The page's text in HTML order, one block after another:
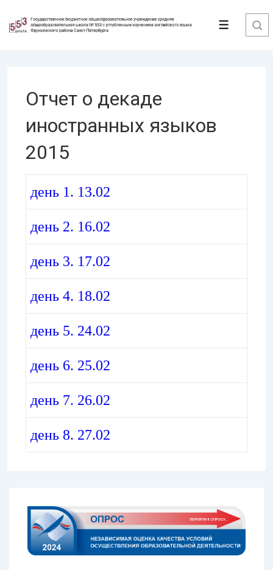
Перейти
Меню
Отчет о декаде
иностранных языков
2015
день 1. 13.02
день 2. 16.02
день 3. 17.02
день 4. 18.02
день 5. 24.02
день 6. 25.02
день 7. 26.02
день 8. 27.02